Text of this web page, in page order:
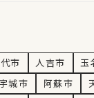
市 人吉市 玉
宇城市 阿蘇市